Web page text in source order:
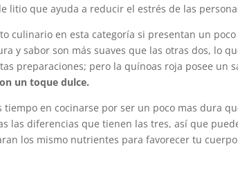
litio que ayuda a reducir el estrés de las
culinario en esta categoría si presentan un
y sabor son más suaves que las otras dos, lo
preparaciones; pero la quínoas roja posee un
un toque dulce.
tiempo en cocinarse por ser un poco mas dura
las diferencias que tienen las tres, así que
los mismo nutrientes para favorecer tu